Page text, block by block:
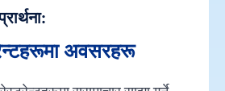
अवसरहरू